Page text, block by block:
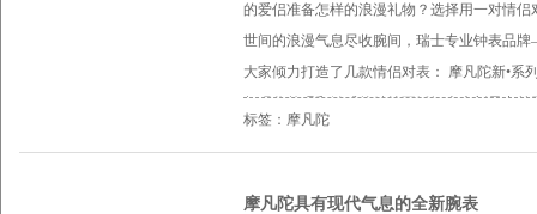
的爱侣准备怎样的浪漫礼物？选择用一对情
世间的浪漫气息尽收腕间，瑞士专业钟表品
大家倾力打造了几款情侣对表： 摩凡陀新•系
超现代外观和触感的精纯不锈钢表壳彰显出
不锈钢打造，配有灵活的三排链节式表链，
标签：摩凡陀
摩凡陀具有现代气息的全新腕表